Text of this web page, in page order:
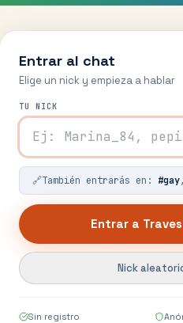
Entrar al chat
Elige un nick y empieza a hablar
TU NICK
🔗También entrarás en: #gay
Entrar a
Nick
Sin registro